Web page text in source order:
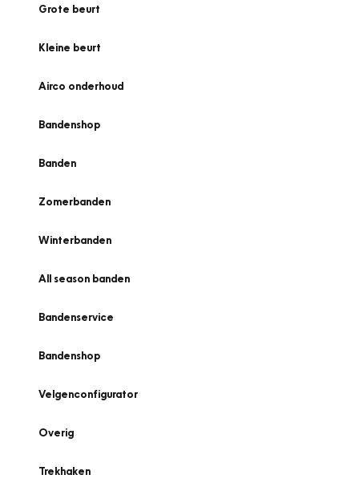
Grote beurt
Kleine beurt
Airco onderhoud
Bandenshop
Banden
Zomerbanden
Winterbanden
All season banden
Bandenservice
Bandenshop
Velgenconfigurator
Overig
Trekhaken